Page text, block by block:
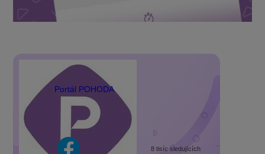
Portál POHODA
8 tisíc sledujících